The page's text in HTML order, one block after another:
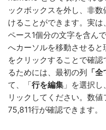
ックボックスを外し、非
けることができます。実
ペース1個分の文字を含ん
へカーソルを移動させると
をクリックすることで確
るためには、最初の列 「全
て、「行を編集 」を選択し
リックしてください。数
75,811行が確認できます。